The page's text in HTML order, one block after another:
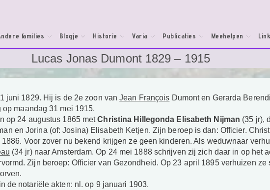
families Blogje Historie Varia Publicaties Meehelpen
Lucas Jonas Dumont 1829 – 1915
juni 1829. Hij is de 2e zoon vanJean François Dumont en Gerarda
maandag 31 mei 1915.
op 24 augustus 1865 metChristina Hillegonda Elisabeth Nijman (35 jr),
en Jorina (of: Josina) Elisabeth Ketjen. Zijn beroep is dan: Officier.
Voor zover nu bekend krijgen ze geen kinderen. Als weduwnaar
(34 jr) naar Amsterdam.Op 24 mei 1888 schrijven zij zich daar in op het
Zijn beroep: Officier van Gezondheid. Op 23 april 1895 verhuizen ze
de notariële akten: nl. op 9 januari 1903.